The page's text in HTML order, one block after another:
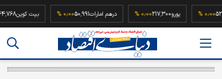
۰٫۰۰ % یورو217,300 ۰٫۰۰ % درهم امارات50,991 ۰٫۰۰ % بیت کوین